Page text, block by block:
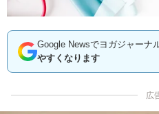
Google Newsでヨガジャーナ
やすくなります
広